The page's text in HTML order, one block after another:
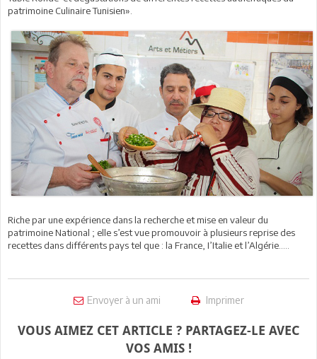
patrimoine Culinaire Tunisien».
Riche par une expérience dans la recherche et mise en valeur du
patrimoine National ; elle s’est vue promouvoir à plusieurs reprise des
recettes dans différents pays tel que : la France, I’Italie et l’Algérie…..
Envoyer à un ami Imprimer
VOUS AIMEZ CET ARTICLE ? PARTAGEZ-LE AVEC
VOS AMIS !